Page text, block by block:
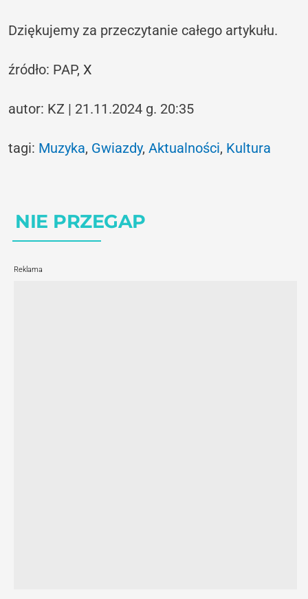
Dziękujemy za przeczytanie całego artykułu.
źródło: PAP, X
autor: KZ | 21.11.2024 g. 20:35
tagi: Muzyka, Gwiazdy,Aktualności, Kultura
NIE PRZEGAP
Reklama